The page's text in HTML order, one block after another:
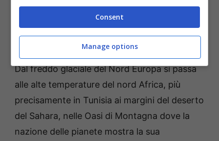
specie di animali, piante, funghi, licheni. Un
luogo nel quale è possibile toccare con mano
come i vegetali abbiano saputo adattarsi per
sopravvivere a temperature estreme.
Dal freddo glaciale del Nord Europa si passa
alle alte temperature del nord Africa, più
precisamente in Tunisia ai margini del deserto
del Sahara, nelle Oasi di Montagna dove la
nazione delle pianete mostra la sua
Consent
Manage options